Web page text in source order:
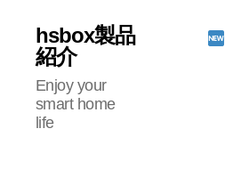
hsbox製品
紹介
Enjoy your
smart home
life